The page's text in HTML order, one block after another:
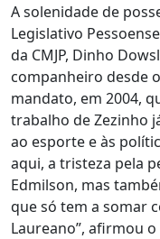
A solenidade de
Legislativo
da CMJP, Dinho
companheiro desde
mandato, em 2004,
trabalho de Zezinho
ao esporte e às
aqui, a tristeza pela
Edmilson, mas
que só tem a somar
Laureano”, afirmou